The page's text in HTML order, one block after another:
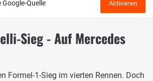
Quelle Aktivieren
Sieg - Auf Mercedes
Formel-1-Sieg im vierten Rennen. Doch